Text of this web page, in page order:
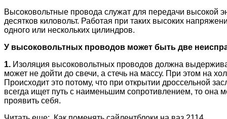
Высоковольтные провода служат для передачи высокой
десятков киловольт. Работая при таких высоких
одного или нескольких цилиндров.
У высоковольтных проводов может быть две
1. Изоляция высоковольтных проводов должна
может не дойти до свечи, а стечь на массу. При этом на
Происходит это потому, что при открытии дроссельной
всегда ищет путь с наименьшим сопротивлением, то она
проявить себя.